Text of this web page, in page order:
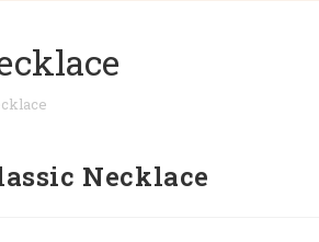
Necklace